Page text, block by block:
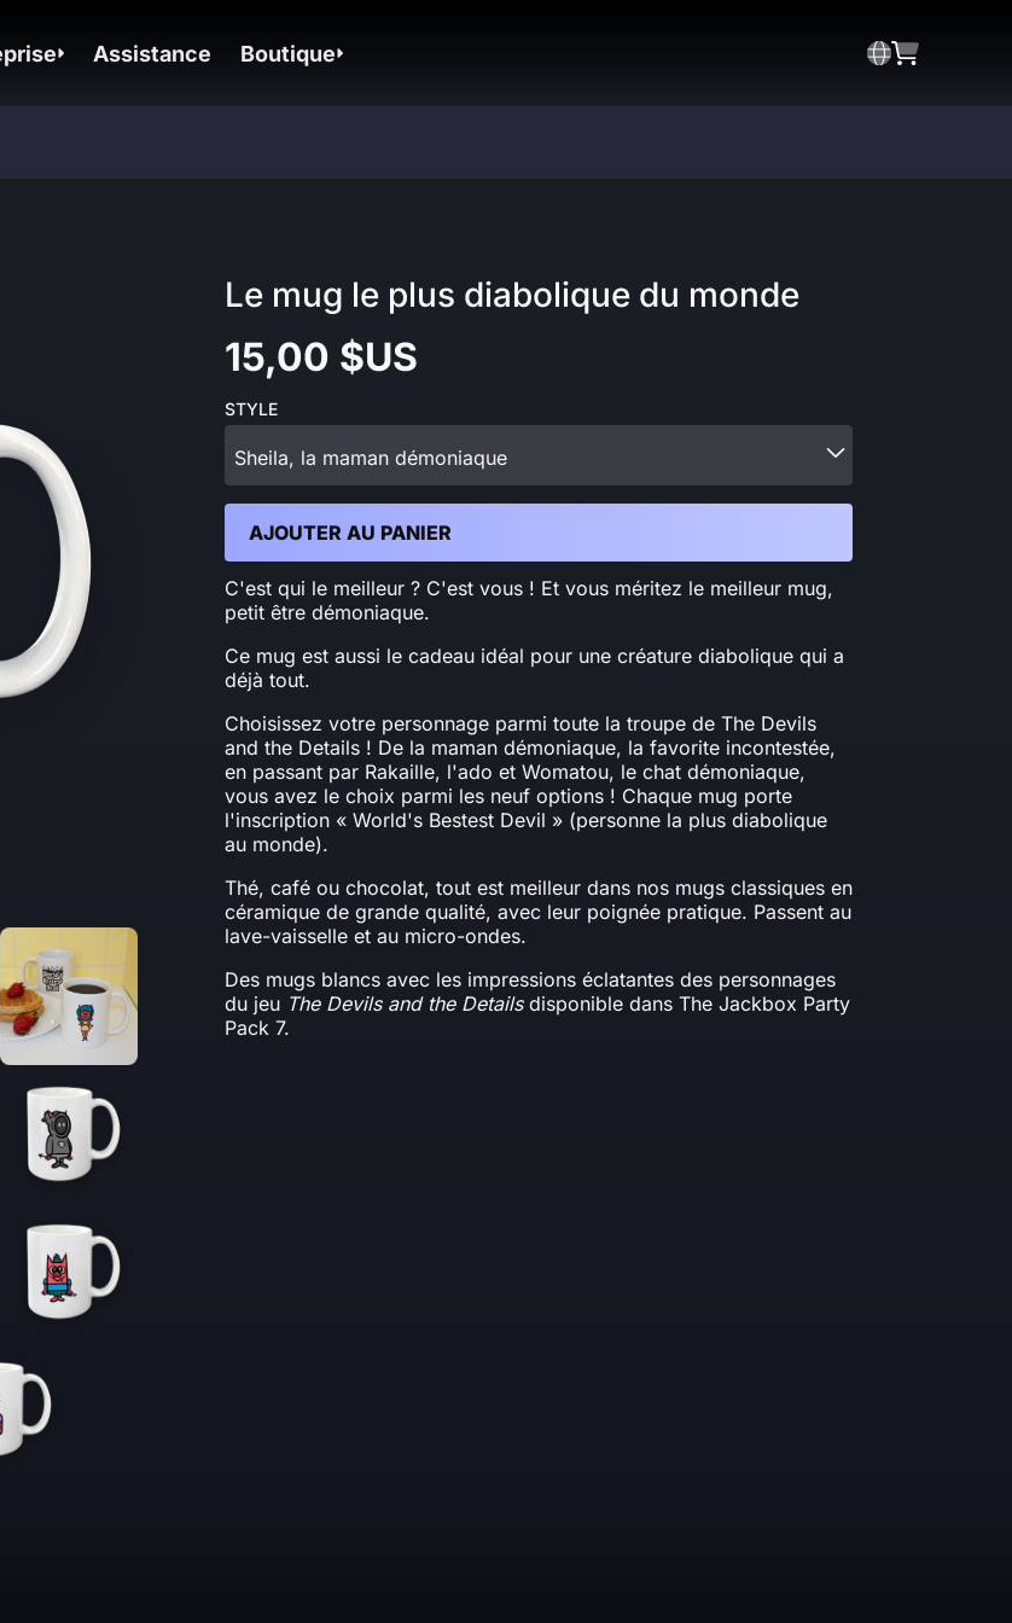
Assistance Boutique
Le mug le plus diabolique du monde
15,00 $US
STYLE
Sheila, la maman démoniaque
AJOUTER AU PANIER
C'est qui le meilleur ? C'est vous ! Et vous méritez le meilleur mug,
petit être démoniaque.
Ce mug est aussi le cadeau idéal pour une créature diabolique qui a
déjà tout.
Choisissez votre personnage parmi toute la troupe de The Devils
and the Details ! De la maman démoniaque, la favorite incontestée,
en passant par Rakaille, l'ado et Womatou, le chat démoniaque,
vous avez le choix parmi les neuf options ! Chaque mug porte
l'inscription « World's Bestest Devil » (personne la plus diabolique
au monde).
Thé, café ou chocolat, tout est meilleur dans nos mugs classiques en
céramique de grande qualité, avec leur poignée pratique. Passent au
lave-vaisselle et au micro-ondes.
Des mugs blancs avec les impressions éclatantes des personnages
du jeu The Devils and the Detailsdisponible dans The Jackbox Party
Pack 7.